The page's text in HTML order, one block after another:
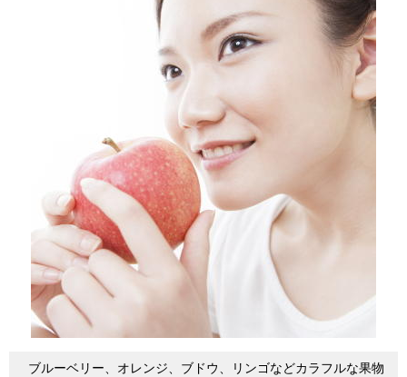
ブルーベリー、オレンジ、ブドウ、リンゴなどカラフルな果物